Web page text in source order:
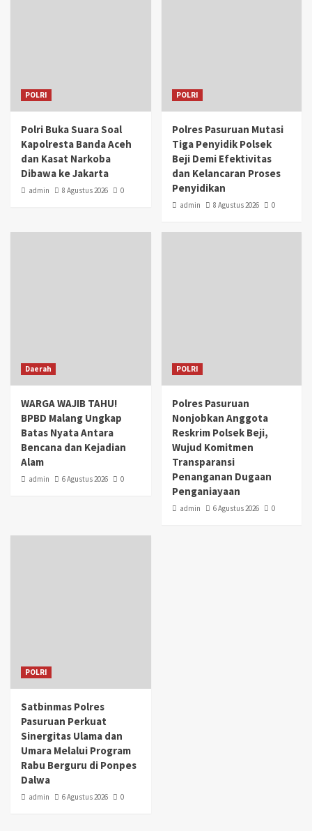
POLRI
Polri Buka Suara Soal
Kapolresta Banda Aceh
dan Kasat Narkoba
Dibawa ke Jakarta
admin 8 Agustus 2026 0
POLRI
Polres Pasuruan Mutasi
Tiga Penyidik Polsek
Beji Demi Efektivitas
dan Kelancaran Proses
Penyidikan
admin 8 Agustus 2026 0
Daerah
WARGA WAJIB TAHU!
BPBD Malang Ungkap
Batas Nyata Antara
Bencana dan Kejadian
Alam
admin 6 Agustus 2026 0
POLRI
Polres Pasuruan
Nonjobkan Anggota
Reskrim Polsek Beji,
Wujud Komitmen
Transparansi
Penanganan Dugaan
Penganiayaan
admin 6 Agustus 2026 0
POLRI
Satbinmas Polres
Pasuruan Perkuat
Sinergitas Ulama dan
Umara Melalui Program
Rabu Berguru di Ponpes
Dalwa
admin 6 Agustus 2026 0